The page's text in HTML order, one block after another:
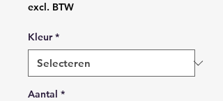
excl. BTW
Kleur *
Aantal *